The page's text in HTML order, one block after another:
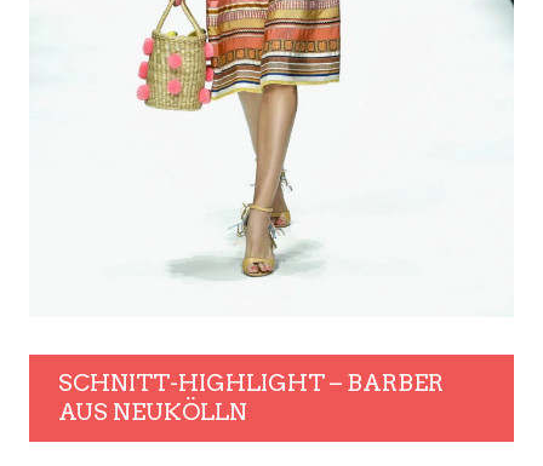
SCHNITT-HIGHLIGHT – BARBER
AUS NEUKÖLLN